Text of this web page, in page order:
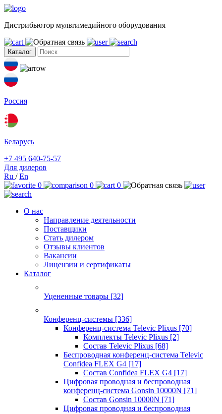
Дистрибьютор мультимедийного оборудования
Каталог
Россия
Беларусь
+7 495 640-75-57
Для дилеров
Ru /En
0
0 0
О нас
Направление деятельности
Поставщики
Стать дилером
Отзывы клиентов
Вакансии
Лицензии и сертификаты
Каталог
Уцененные товары [32]
Конференц-системы [336]
Конференц-система Televic Plixus [70]
Комплекты Televic Plixus [2]
Состав Televic Plixus [68]
Беспроводная конференц-система Televic
Confidea FLEX G4 [17]
Состав Confidea FLEX G4 [17]
Цифровая проводная и беспроводная
конференц-система Gonsin 10000N [71]
Состав Gonsin 10000N [71]
Цифровая проводная и беспроводная